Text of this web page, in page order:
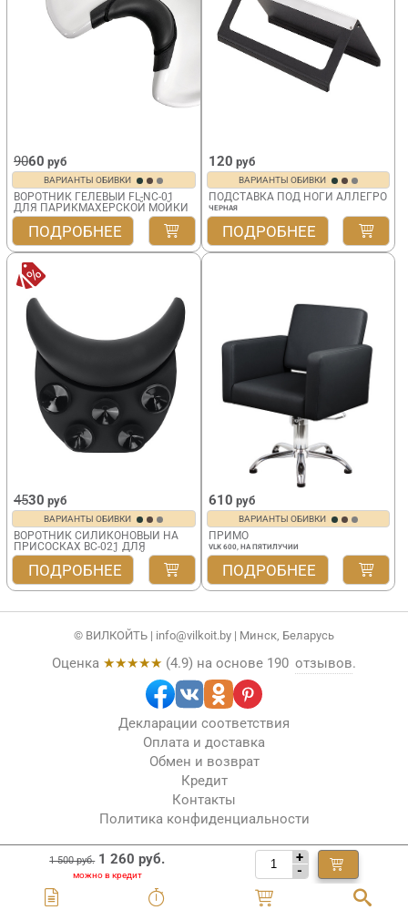
1 500 руб. 1 260 руб.
+
-
9060 руб
ВАРИАНТЫ ОБИВКИ
ВОРОТНИК ГЕЛЕВЫЙ FL-NC-01
ДЛЯ ПАРИКМАХЕРСКОЙ МОЙКИ
ПОДРОБНЕЕ
120 руб
ВАРИАНТЫ ОБИВКИ
ПОДСТАВКА ПОД НОГИ АЛЛЕГРО
ЧЕРНАЯ
ПОДРОБНЕЕ
4530 руб
ВАРИАНТЫ ОБИВКИ
ВОРОТНИК СИЛИКОНОВЫЙ НА
ПРИСОСКАХ BC-021 ДЛЯ
ПАРИКМАХЕРСКОЙ МОЙКИ
ПОДРОБНЕЕ
610 руб
ВАРИАНТЫ ОБИВКИ
ПРИМО
VLK 600, НА ПЯТИЛУЧИИ
ПОДРОБНЕЕ
© ВИЛКОЙТЬ | info@vilkoit.by | Минск, Беларусь
Оценка ★★★★★ (4.9) на основе 190 отзывов.
Декларации соответствия
Оплата и доставка
Обмен и возврат
Кредит
Контакты
Политика конфиденциальности